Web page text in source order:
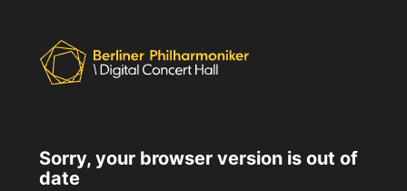
Sorry, your browser version is out of
date